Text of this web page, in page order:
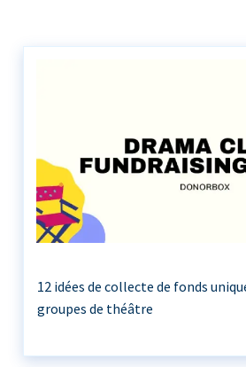
12 idées de collecte de fonds
groupes de théâtre